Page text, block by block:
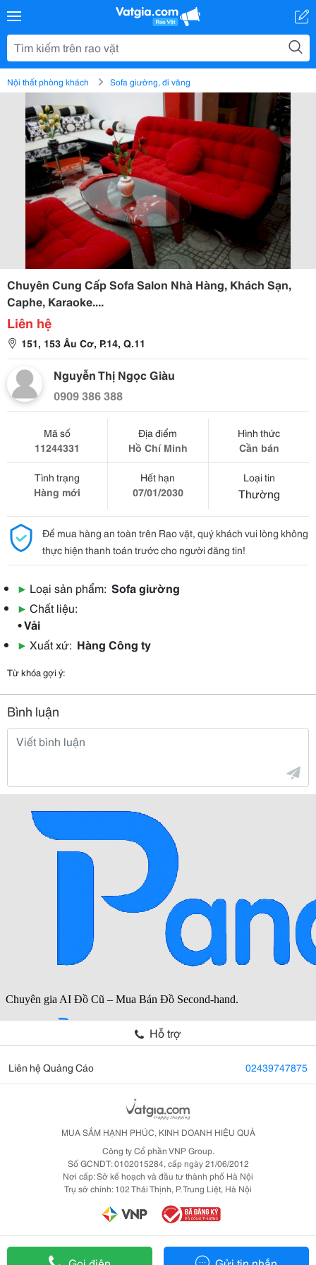
Nội thất phòng khách Sofa giường, đi văng
Chuyên Cung Cấp Sofa Salon Nhà Hàng, Khách Sạn,
Caphe, Karaoke....
Liên hệ
151, 153 Âu Cơ, P.14, Q.11
Nguyễn Thị Ngọc Giàu
0909 386 388
Mã số
11244331
Địa điểm
Hồ Chí Minh
Hình thức
Cần bán
Tình trạng
Hàng mới
Hết hạn
07/01/2030
Loại tin
Thường
Để mua hàng an toàn trên Rao vặt, quý khách vui lòng không
thực hiện thanh toán trước cho người đăng tin!
▶ Loại sản phẩm: Sofa giường
▶ Chất liệu:
• Vải
▶ Xuất xứ: Hàng Công ty
Từ khóa gợi ý:
Bình luận
Hỗ trợ
Liên hệ Quảng Cáo 02439747875
MUA SẮM HẠNH PHÚC, KINH DOANH HIỆU QUẢ
Công ty Cổ phần VNP Group.
Số GCNDT: 0102015284, cấp ngày 21/06/2012
Nơi cấp: Sở kế hoạch và đầu tư thành phố Hà Nội
Trụ sở chính: 102 Thái Thịnh, P. Trung Liệt, Hà Nội